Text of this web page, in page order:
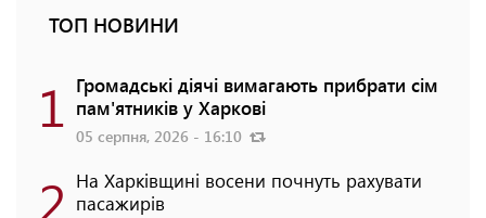
ТОП НОВИНИ
1 Громадські діячі вимагають прибрати сім
пам'ятників у Харкові
05 серпня, 2026 - 16:10
2 На Харківщині восени почнуть рахувати
пасажирів